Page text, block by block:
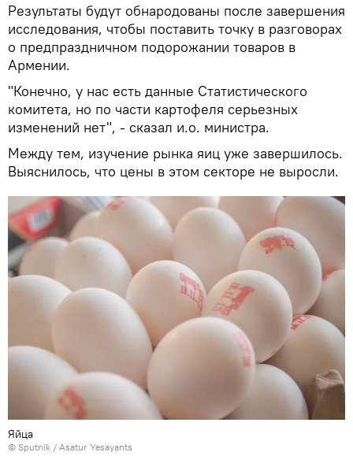
Результаты будут обнародованы после завершения
исследования, чтобы поставить точку в разговорах
о предпраздничном подорожании товаров в
Армении.
"Конечно, у нас есть данные Статистического
комитета, но по части картофеля серьезных
изменений нет", - сказал и.о. министра.
Между тем, изучение рынка яиц уже завершилось.
Выяснилось, что цены в этом секторе не выросли.
Яйца
© Sputnik / Asatur Yesayants